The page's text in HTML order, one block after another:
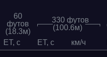
Трасса
60
футов
(18.3м)
330 футов
(100.6м)
ET, c ET, c км/ч